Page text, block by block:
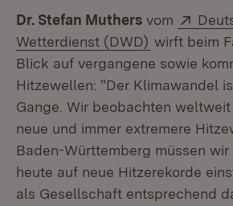
Dr. Stefan Muthers vom
Wetterdienst (DWD) (Öffnet in
wirft beim
Blick auf vergangene sowie
Hitzewellen: "Der Klimawandel
Gange. Wir beobachten
neue und immer extremere
Baden-Württemberg müssen wir
heute auf neue Hitzerekorde
als Gesellschaft entsprechend